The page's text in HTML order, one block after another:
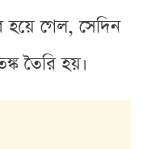
হয়ে গেল, সেদিন
তৈরি হয়।